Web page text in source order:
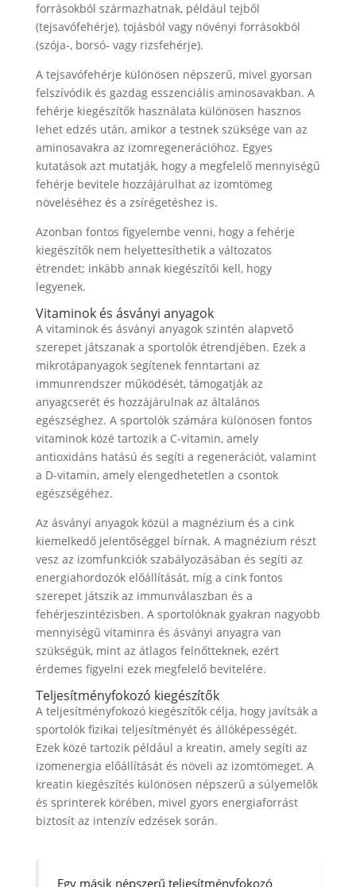
forrásokból származhatnak, például tejből
(tejsavófehérje), tojásból vagy növényi forrásokból
(szója-, borsó- vagy rizsfehérje).
A tejsavófehérje különösen népszerű, mivel gyorsan
felszívódik és gazdag esszenciális aminosavakban. A
fehérje kiegészítők használata különösen hasznos
lehet edzés után, amikor a testnek szüksége van az
aminosavakra az izomregenerációhoz. Egyes
kutatások azt mutatják, hogy a megfelelő mennyiségű
fehérje bevitele hozzájárulhat az izomtömeg
növeléséhez és a zsírégetéshez is.
Azonban fontos figyelembe venni, hogy a fehérje
kiegészítők nem helyettesíthetik a változatos
étrendet; inkább annak kiegészítői kell, hogy
legyenek.
Vitaminok és ásványi anyagok
A vitaminok és ásványi anyagok szintén alapvető
szerepet játszanak a sportolók étrendjében. Ezek a
mikrotápanyagok segítenek fenntartani az
immunrendszer működését, támogatják az
anyagcserét és hozzájárulnak az általános
egészséghez. A sportolók számára különösen fontos
vitaminok közé tartozik a C-vitamin, amely
antioxidáns hatású és segíti a regenerációt, valamint
a D-vitamin, amely elengedhetetlen a csontok
egészségéhez.
Az ásványi anyagok közül a magnézium és a cink
kiemelkedő jelentőséggel bírnak. A magnézium részt
vesz az izomfunkciók szabályozásában és segíti az
energiahordozók előállítását, míg a cink fontos
szerepet játszik az immunválaszban és a
fehérjeszintézisben. A sportolóknak gyakran nagyobb
mennyiségű vitaminra és ásványi anyagra van
szükségük, mint az átlagos felnőtteknek, ezért
érdemes figyelni ezek megfelelő bevitelére.
Teljesítményfokozó kiegészítők
A teljesítményfokozó kiegészítők célja, hogy javítsák a
sportolók fizikai teljesítményét és állóképességét.
Ezek közé tartozik például a kreatin, amely segíti az
izomenergia előállítását és növeli az izomtömeget. A
kreatin kiegészítés különösen népszerű a súlyemelők
és sprinterek körében, mivel gyors energiaforrást
biztosít az intenzív edzések során.
Egy másik népszerű teljesítményfokozó